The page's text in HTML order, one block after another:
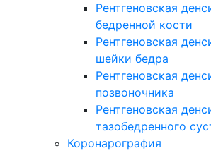
Рентгеновская
бедренной кости
Рентгеновская
шейки бедра
Рентгеновская
позвоночника
Рентгеновская
тазобедренного
Коронарография